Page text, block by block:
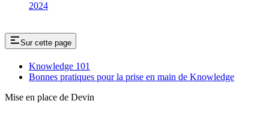
2024
Sur cette page
Knowledge 101
Bonnes pratiques pour la prise en main de Knowledge
Mise en place de Devin